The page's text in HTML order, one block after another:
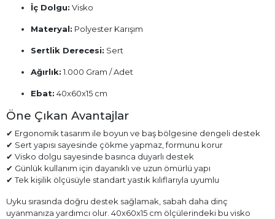
İç Dolgu: Visko
Materyal: Polyester Karışım
Sertlik Derecesi: Sert
Ağırlık: 1.000 Gram / Adet
Ebat: 40x60x15 cm
Öne Çıkan Avantajlar
✔ Ergonomik tasarım ile boyun ve baş bölgesine dengeli destek
✔ Sert yapısı sayesinde çökme yapmaz, formunu korur
✔ Visko dolgu sayesinde basınca duyarlı destek
✔ Günlük kullanım için dayanıklı ve uzun ömürlü yapı
✔ Tek kişilik ölçüsüyle standart yastık kılıflarıyla uyumlu
Uyku sırasında doğru destek sağlamak, sabah daha dinç
uyanmanıza yardımcı olur. 40x60x15 cm ölçülerindeki bu visko